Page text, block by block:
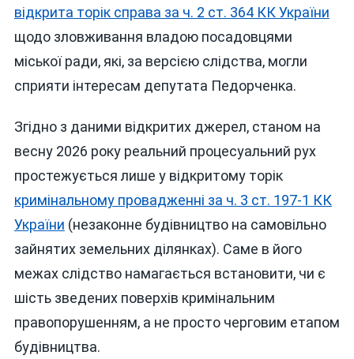
відкрита торік справа за ч. 2 ст. 364 КК України
щодо зловживання владою посадовцями
міської ради, які, за версією слідства, могли
сприяти інтересам депутата Педорченка.
Згідно з даними відкритих джерел, станом на
весну 2026 року реальний процесуальний рух
простежується лише у відкритому торік
кримінальному провадженні за ч. 3 ст. 197-1 КК
України (незаконне будівництво на самовільно
зайнятих земельних ділянках). Саме в його
межах слідство намагається встановити, чи є
шість зведених поверхів кримінальним
правопорушенням, а не просто черговим етапом
будівництва.